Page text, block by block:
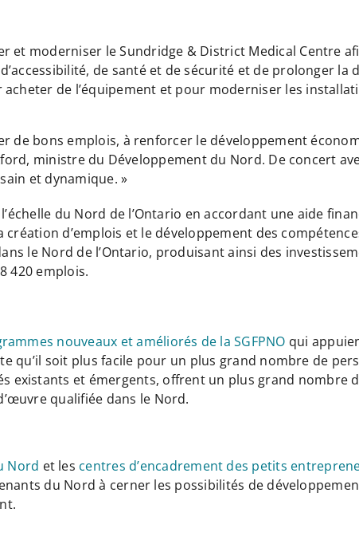
et moderniser le Sundridge & District Medical Centre
de santé et de sécurité et de prolonger la
acheter de l’équipement et pour moderniser les
de bons emplois, à renforcer le développement
ministre du Développement du Nord. De concert
et dynamique. »
du Nord de l’Ontario en accordant une aide
d’emplois et le développement des
le Nord de l’Ontario, produisant ainsi des
420 emplois.
nouveaux et améliorés de la SGFPNO qui
qu’il soit plus facile pour un plus grand nombre de
existants et émergents, offrent un plus grand nombre
qualifiée dans le Nord.
Nord et les centres d’encadrement des petits
du Nord à cerner les possibilités de